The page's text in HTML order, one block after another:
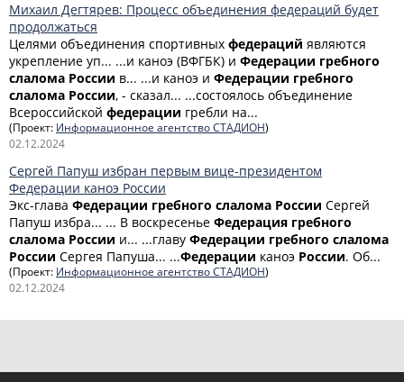
Михаил Дегтярев: Процесс объединения федераций будет
продолжаться
Целями объединения спортивных федераций являются
укрепление уп... ...и каноэ (ВФГБК) и Федерации гребного
слалома России в... ...и каноэ и Федерации гребного
слалома России, - сказал... ...состоялось объединение
Всероссийской федерации гребли на...
(Проект: Информационное агентство СТАДИОН)
02.12.2024
Сергей Папуш избран первым вице-президентом
Федерации каноэ России
Экс-глава Федерации гребного слалома России Сергей
Папуш избра... ... В воскресенье Федерация гребного
слалома России и... ...главу Федерации гребного слалома
России Сергея Папуша... ...Федерации каноэ России. Об...
(Проект: Информационное агентство СТАДИОН)
02.12.2024